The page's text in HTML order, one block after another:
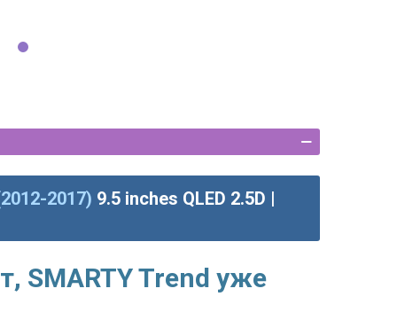
2017) 9.5 inches QLED 2.5D |
SMARTY Trend уже